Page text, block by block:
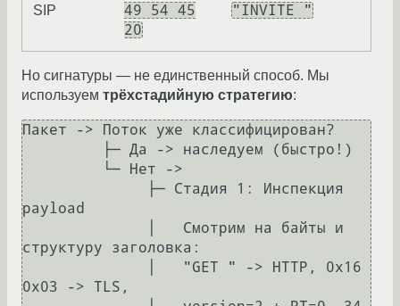
SIP
49 54 45
20
"INVITE "
Но сигнатуры — не единственный способ. Мы
используем трёхстадийную стратегию:
Пакет -> Поток уже классифицирован?
payload
структуру заголовка:
0x03 -> TLS,